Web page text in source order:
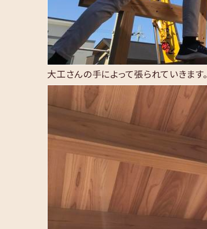
大工さんの手によって張られていきます。